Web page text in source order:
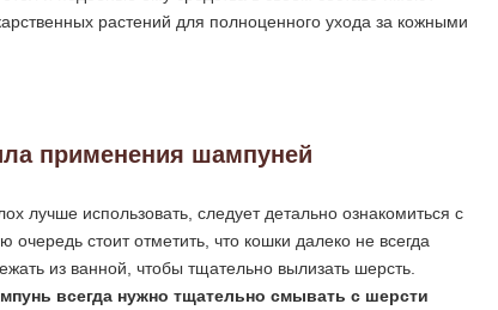
растений для полноценного ухода за кожными
применения шампуней
лучше использовать, следует детально ознакомиться с
стоит отметить, что кошки далеко не всегда
из ванной, чтобы тщательно вылизать шерсть.
всегда нужно тщательно смывать с шерсти